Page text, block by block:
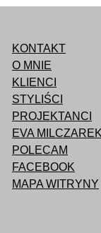
KONTAKT
O MNIE
KLIENCI
STYLIŚCI
PROJEKTANCI
EVA
POLECAM
FACEBOOK
MAPA WITRYNY